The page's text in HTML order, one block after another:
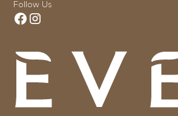
Follow Us